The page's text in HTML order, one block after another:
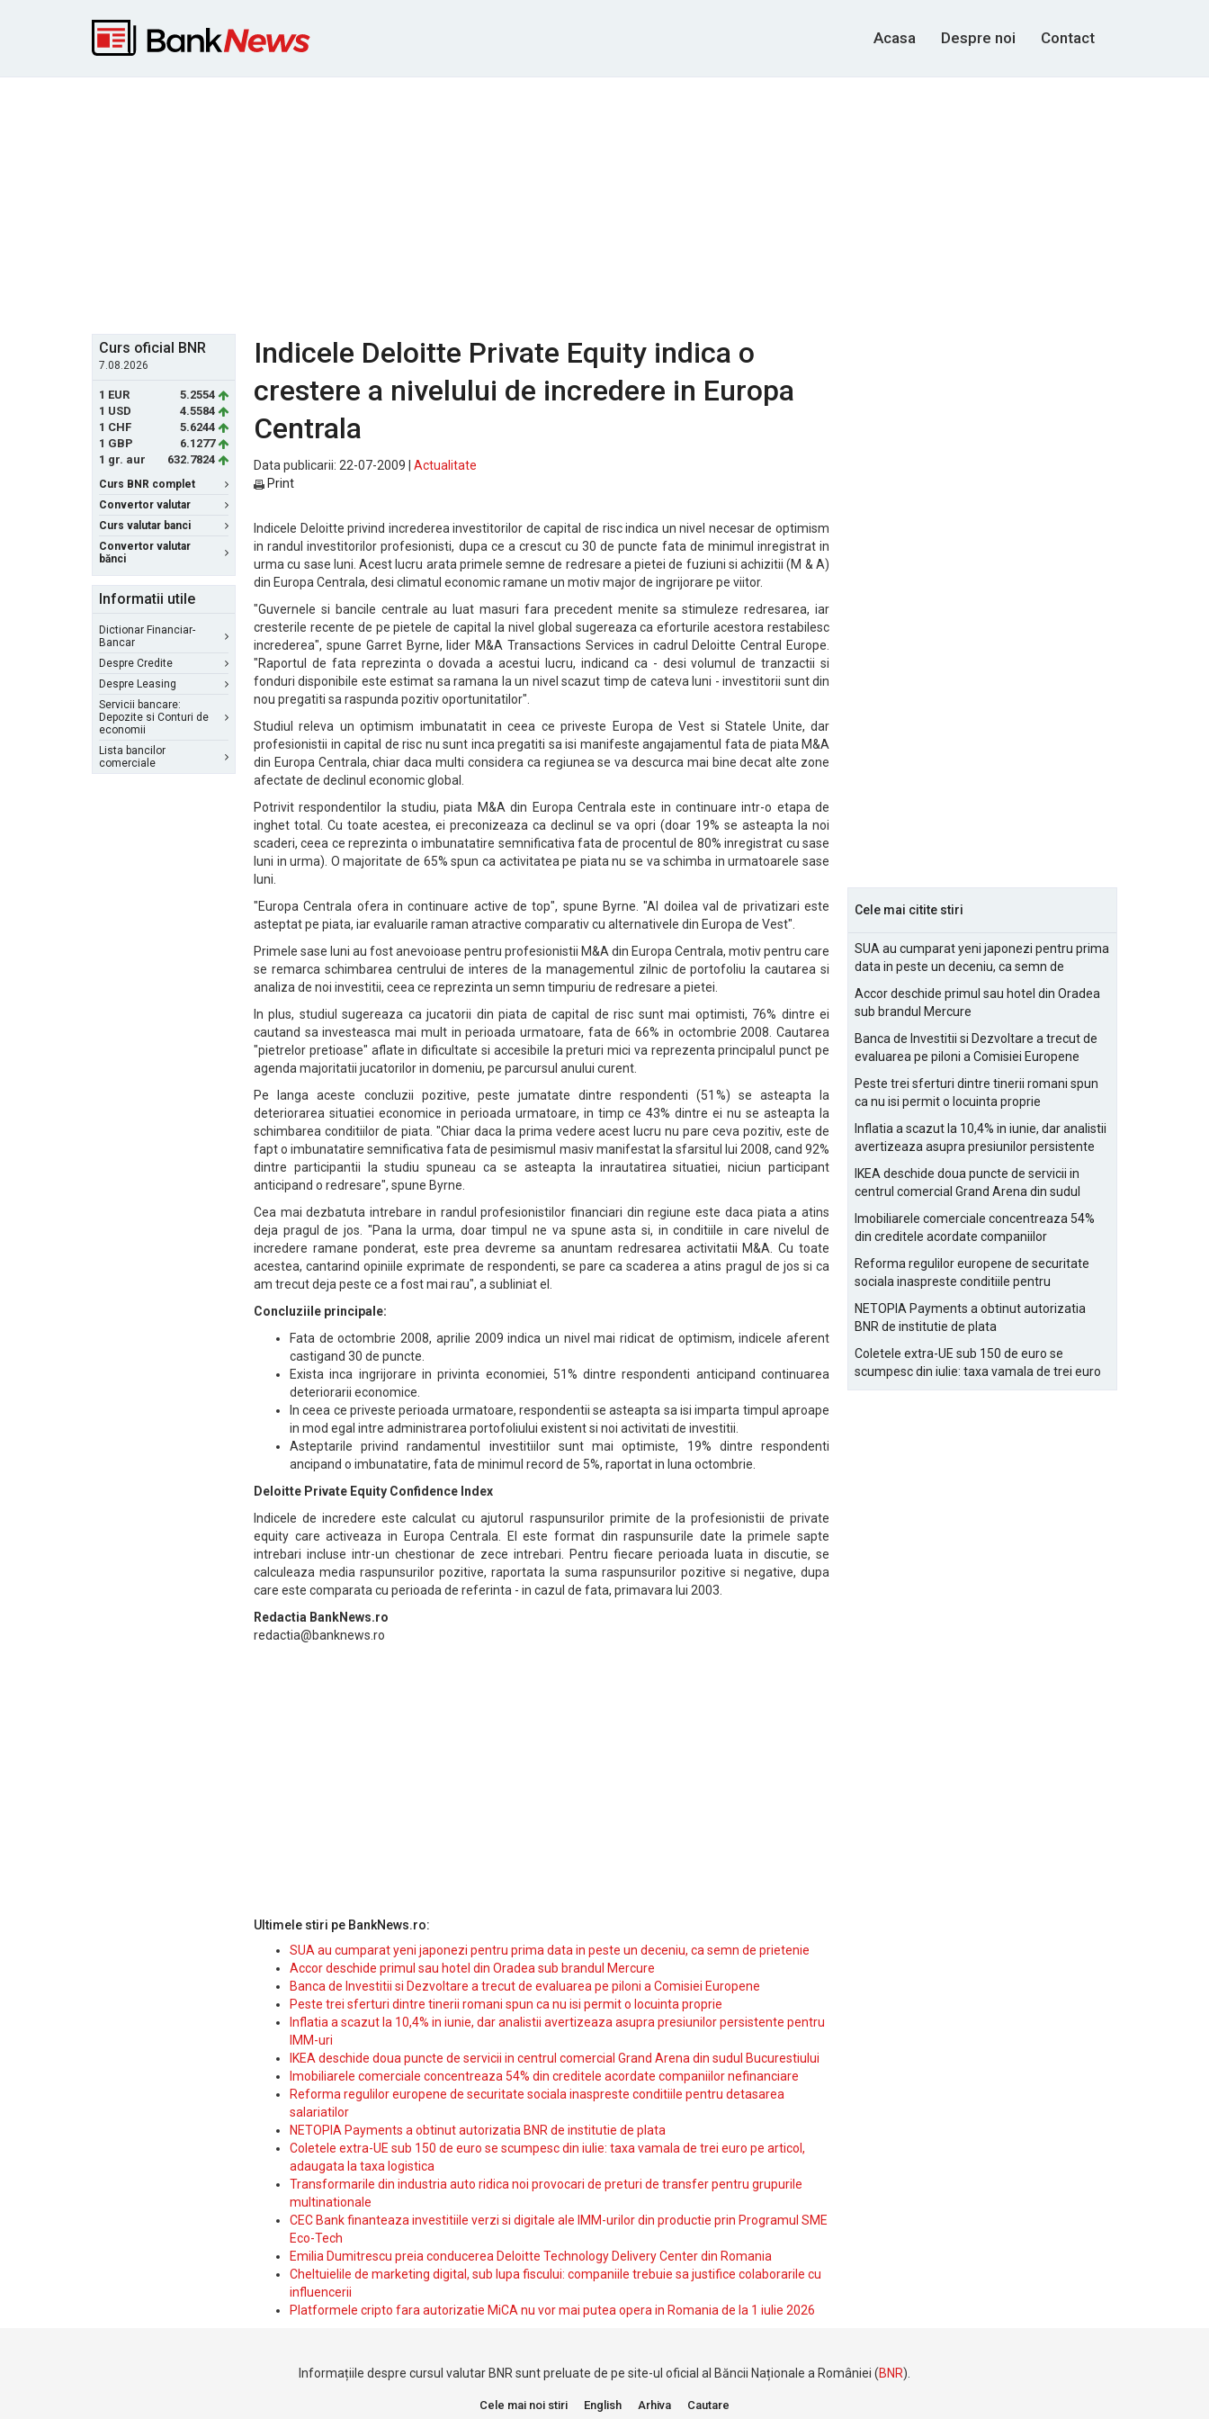
Acasa Despre noi Contact
Curs oficial BNR
7.08.2026
1 EUR
5.2554
1 USD
4.5584
1 CHF
5.6244
1 GBP
6.1277
1 gr. aur
632.7824
Curs BNR complet
Convertor valutar
Curs valutar banci
Convertor valutar
bănci
Informatii utile
Dictionar Financiar-
Bancar
Despre Credite
Despre Leasing
Servicii bancare:
Depozite si Conturi de
economii
Lista bancilor
comerciale
Indicele Deloitte Private Equity indica o
crestere a nivelului de incredere in Europa
Centrala
Data publicarii: 22-07-2009 | Actualitate
Print
Indicele Deloitte privind increderea investitorilor de capital de risc indica un nivel necesar de optimism
in randul investitorilor profesionisti, dupa ce a crescut cu 30 de puncte fata de minimul inregistrat in
urma cu sase luni. Acest lucru arata primele semne de redresare a pietei de fuziuni si achizitii (M & A)
din Europa Centrala, desi climatul economic ramane un motiv major de ingrijorare pe viitor.
"Guvernele si bancile centrale au luat masuri fara precedent menite sa stimuleze redresarea, iar
cresterile recente de pe pietele de capital la nivel global sugereaza ca eforturile acestora restabilesc
increderea", spune Garret Byrne, lider M&A Transactions Services in cadrul Deloitte Central Europe.
"Raportul de fata reprezinta o dovada a acestui lucru, indicand ca - desi volumul de tranzactii si
fonduri disponibile este estimat sa ramana la un nivel scazut timp de cateva luni - investitorii sunt din
nou pregatiti sa raspunda pozitiv oportunitatilor".
Studiul releva un optimism imbunatatit in ceea ce priveste Europa de Vest si Statele Unite, dar
profesionistii in capital de risc nu sunt inca pregatiti sa isi manifeste angajamentul fata de piata M&A
din Europa Centrala, chiar daca multi considera ca regiunea se va descurca mai bine decat alte zone
afectate de declinul economic global.
Potrivit respondentilor la studiu, piata M&A din Europa Centrala este in continuare intr-o etapa de
inghet total. Cu toate acestea, ei preconizeaza ca declinul se va opri (doar 19% se asteapta la noi
scaderi, ceea ce reprezinta o imbunatatire semnificativa fata de procentul de 80% inregistrat cu sase
luni in urma). O majoritate de 65% spun ca activitatea pe piata nu se va schimba in urmatoarele sase
luni.
"Europa Centrala ofera in continuare active de top", spune Byrne. "Al doilea val de privatizari este
asteptat pe piata, iar evaluarile raman atractive comparativ cu alternativele din Europa de Vest".
Primele sase luni au fost anevoioase pentru profesionistii M&A din Europa Centrala, motiv pentru care
se remarca schimbarea centrului de interes de la managementul zilnic de portofoliu la cautarea si
analiza de noi investitii, ceea ce reprezinta un semn timpuriu de redresare a pietei.
In plus, studiul sugereaza ca jucatorii din piata de capital de risc sunt mai optimisti, 76% dintre ei
cautand sa investeasca mai mult in perioada urmatoare, fata de 66% in octombrie 2008. Cautarea
"pietrelor pretioase" aflate in dificultate si accesibile la preturi mici va reprezenta principalul punct pe
agenda majoritatii jucatorilor in domeniu, pe parcursul anului curent.
Pe langa aceste concluzii pozitive, peste jumatate dintre respondenti (51%) se asteapta la
deteriorarea situatiei economice in perioada urmatoare, in timp ce 43% dintre ei nu se asteapta la
schimbarea conditiilor de piata. "Chiar daca la prima vedere acest lucru nu pare ceva pozitiv, este de
fapt o imbunatatire semnificativa fata de pesimismul masiv manifestat la sfarsitul lui 2008, cand 92%
dintre participantii la studiu spuneau ca se asteapta la inrautatirea situatiei, niciun participant
anticipand o redresare", spune Byrne.
Cea mai dezbatuta intrebare in randul profesionistilor financiari din regiune este daca piata a atins
deja pragul de jos. "Pana la urma, doar timpul ne va spune asta si, in conditiile in care nivelul de
incredere ramane ponderat, este prea devreme sa anuntam redresarea activitatii M&A. Cu toate
acestea, cantarind opiniile exprimate de respondenti, se pare ca scaderea a atins pragul de jos si ca
am trecut deja peste ce a fost mai rau", a subliniat el.
Concluziile principale:
Fata de octombrie 2008, aprilie 2009 indica un nivel mai ridicat de optimism, indicele aferent
castigand 30 de puncte.
Exista inca ingrijorare in privinta economiei, 51% dintre respondenti anticipand continuarea
deteriorarii economice.
In ceea ce priveste perioada urmatoare, respondentii se asteapta sa isi imparta timpul aproape
in mod egal intre administrarea portofoliului existent si noi activitati de investitii.
Asteptarile privind randamentul investitiilor sunt mai optimiste, 19% dintre respondenti
ancipand o imbunatatire, fata de minimul record de 5%, raportat in luna octombrie.
Deloitte Private Equity Confidence Index
Indicele de incredere este calculat cu ajutorul raspunsurilor primite de la profesionistii de private
equity care activeaza in Europa Centrala. El este format din raspunsurile date la primele sapte
intrebari incluse intr-un chestionar de zece intrebari. Pentru fiecare perioada luata in discutie, se
calculeaza media raspunsurilor pozitive, raportata la suma raspunsurilor pozitive si negative, dupa
care este comparata cu perioada de referinta - in cazul de fata, primavara lui 2003.
Redactia BankNews.ro
redactia@banknews.ro
Ultimele stiri pe BankNews.ro:
SUA au cumparat yeni japonezi pentru prima data in peste un deceniu, ca semn de prietenie
Accor deschide primul sau hotel din Oradea sub brandul Mercure
Banca de Investitii si Dezvoltare a trecut de evaluarea pe piloni a Comisiei Europene
Peste trei sferturi dintre tinerii romani spun ca nu isi permit o locuinta proprie
Inflatia a scazut la 10,4% in iunie, dar analistii avertizeaza asupra presiunilor persistente pentru
IMM-uri
IKEA deschide doua puncte de servicii in centrul comercial Grand Arena din sudul Bucurestiului
Imobiliarele comerciale concentreaza 54% din creditele acordate companiilor nefinanciare
Reforma regulilor europene de securitate sociala inaspreste conditiile pentru detasarea
salariatilor
NETOPIA Payments a obtinut autorizatia BNR de institutie de plata
Coletele extra-UE sub 150 de euro se scumpesc din iulie: taxa vamala de trei euro pe articol,
adaugata la taxa logistica
Transformarile din industria auto ridica noi provocari de preturi de transfer pentru grupurile
multinationale
CEC Bank finanteaza investitiile verzi si digitale ale IMM-urilor din productie prin Programul SME
Eco-Tech
Emilia Dumitrescu preia conducerea Deloitte Technology Delivery Center din Romania
Cheltuielile de marketing digital, sub lupa fiscului: companiile trebuie sa justifice colaborarile cu
influencerii
Platformele cripto fara autorizatie MiCA nu vor mai putea opera in Romania de la 1 iulie 2026
Cele mai citite stiri
SUA au cumparat yeni japonezi pentru prima
data in peste un deceniu, ca semn de
Accor deschide primul sau hotel din Oradea
sub brandul Mercure
Banca de Investitii si Dezvoltare a trecut de
evaluarea pe piloni a Comisiei Europene
Peste trei sferturi dintre tinerii romani spun
ca nu isi permit o locuinta proprie
Inflatia a scazut la 10,4% in iunie, dar analistii
avertizeaza asupra presiunilor persistente
IKEA deschide doua puncte de servicii in
centrul comercial Grand Arena din sudul
Imobiliarele comerciale concentreaza 54%
din creditele acordate companiilor
Reforma regulilor europene de securitate
sociala inaspreste conditiile pentru
NETOPIA Payments a obtinut autorizatia
BNR de institutie de plata
Coletele extra-UE sub 150 de euro se
scumpesc din iulie: taxa vamala de trei euro
pe articol, adaugata la taxa logistica
Informațiile despre cursul valutar BNR sunt preluate de pe site-ul oficial al Băncii Naționale a României (BNR).
Cele mai noi stiri English Arhiva Cautare